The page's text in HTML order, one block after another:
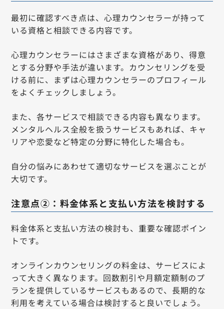
最初に確認すべき点は、心理カウンセラーが持って
いる資格と相談できる内容です。
心理カウンセラーにはさまざまな資格があり、得意
とする分野や手法が違います。カウンセリングを受
ける前に、まずは心理カウンセラーのプロフィール
をよくチェックしましょう。
また、各サービスで相談できる内容も異なります。
メンタルヘルス全般を扱うサービスもあれば、キャ
リアや恋愛など特定の分野に特化した場合も。
自分の悩みにあわせて適切なサービスを選ぶことが
大切です。
注意点②：料金体系と支払い方法を検討する
料金体系と支払い方法の検討も、重要な確認ポイン
トです。
オンラインカウンセリングの料金は、サービスによ
って大きく異なります。回数割引や月額定額制のプ
ランを提供しているサービスもあるので、長期的な
利用を考えている場合は検討すると良いでしょう。